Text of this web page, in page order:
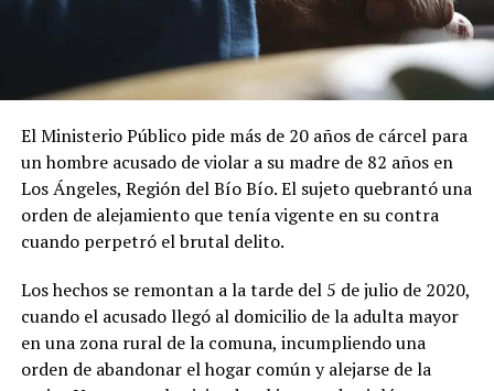
El Ministerio Público pide más de 20 años de cárcel para
un hombre acusado de violar a su madre de 82 años en
Los Ángeles, Región del Bío Bío. El sujeto quebrantó una
orden de alejamiento que tenía vigente en su contra
cuando perpetró el brutal delito.
Los hechos se remontan a la tarde del 5 de julio de 2020,
cuando el acusado llegó al domicilio de la adulta mayor
en una zona rural de la comuna, incumpliendo una
orden de abandonar el hogar común y alejarse de la